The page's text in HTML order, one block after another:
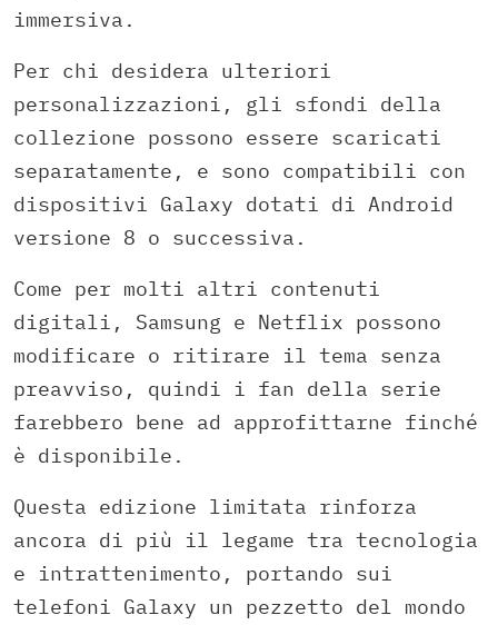
immersiva.
Per chi desidera ulteriori
personalizzazioni, gli sfondi della
collezione possono essere scaricati
separatamente, e sono compatibili con
dispositivi Galaxy dotati di Android
versione 8 o successiva.
Come per molti altri contenuti
digitali, Samsung e Netflix possono
modificare o ritirare il tema senza
preavviso, quindi i fan della serie
farebbero bene ad approfittarne finché
è disponibile.
Questa edizione limitata rinforza
ancora di più il legame tra tecnologia
e intrattenimento, portando sui
telefoni Galaxy un pezzetto del mondo